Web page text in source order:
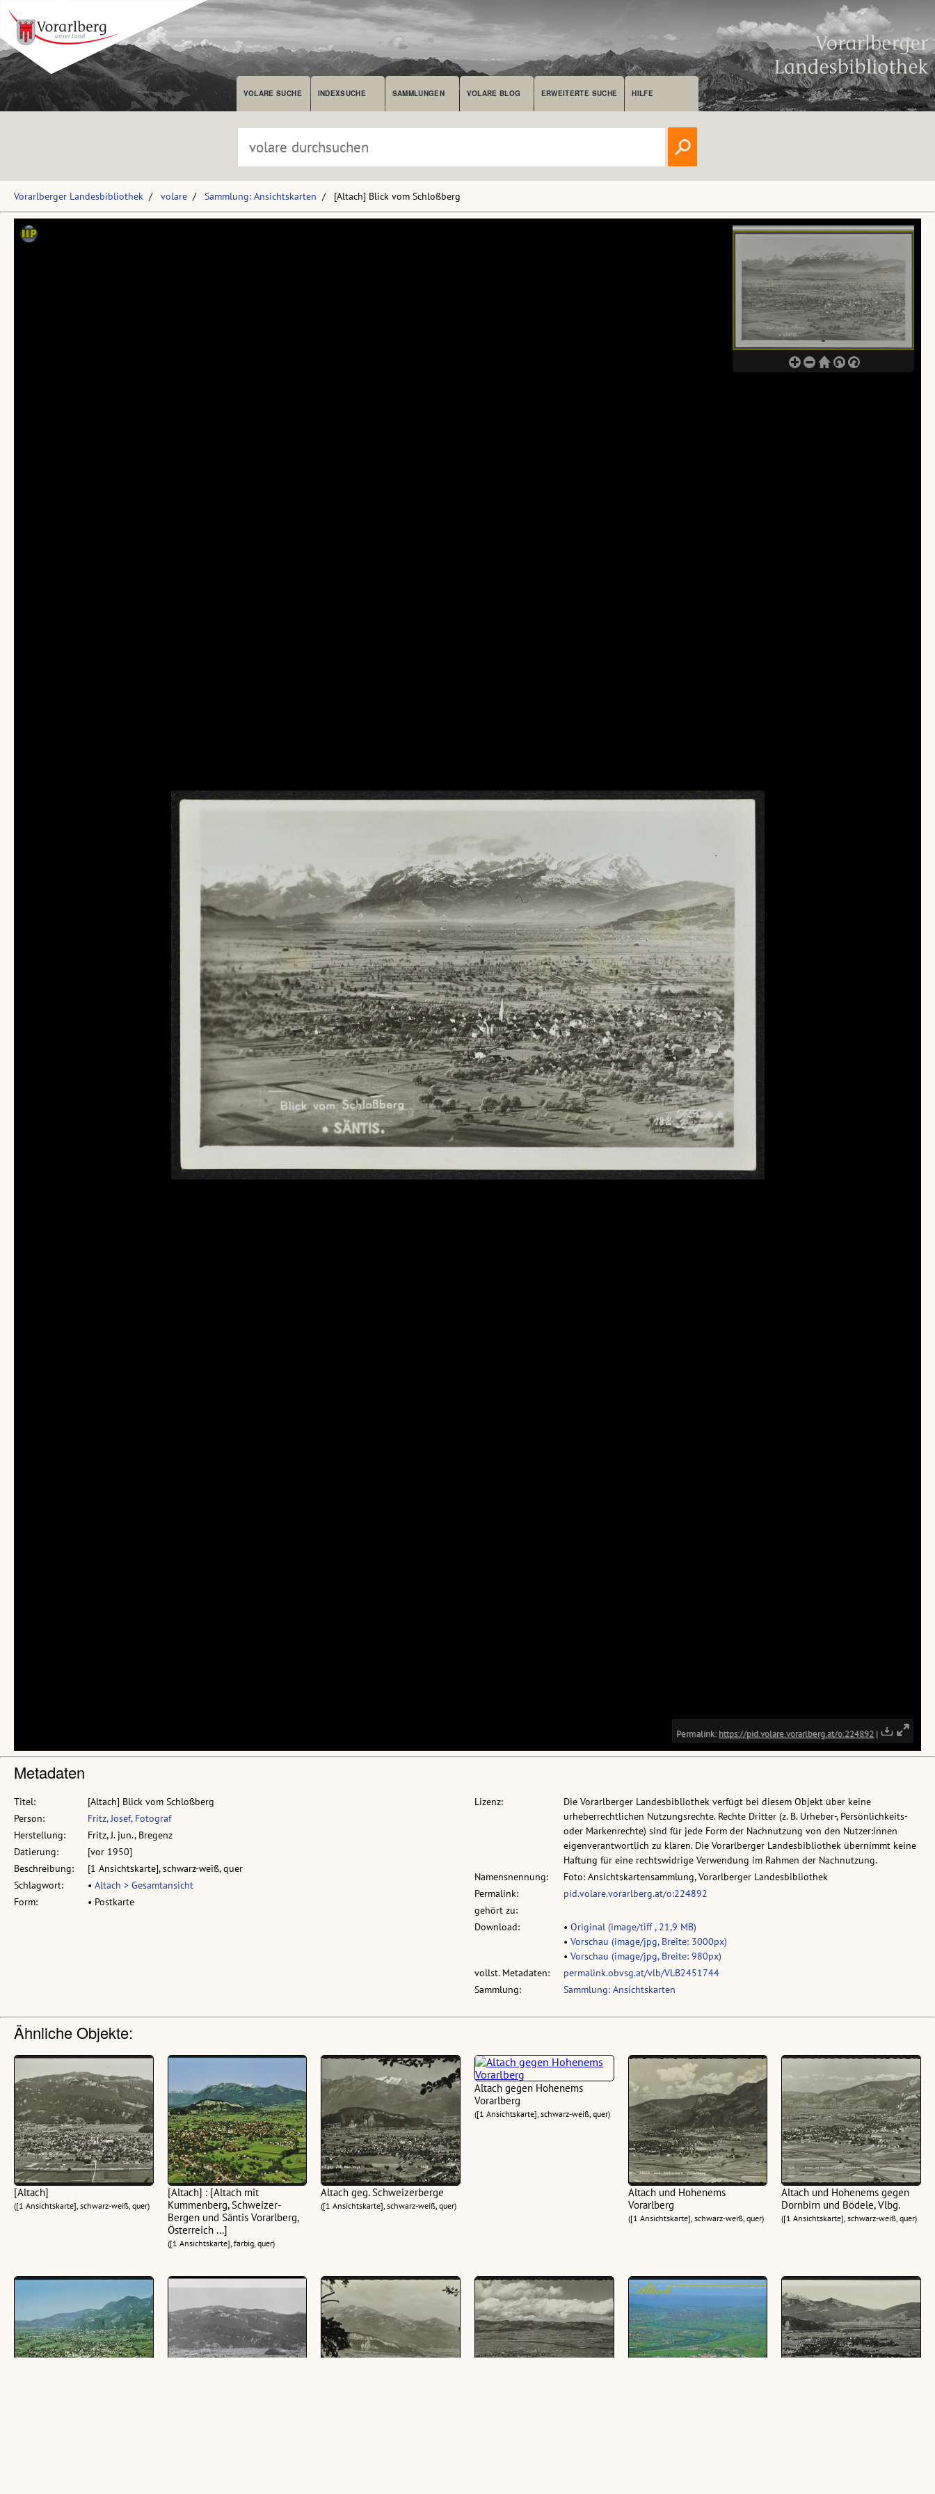
VOLARE SUCHE INDEXSUCHE SAMMLUNGEN VOLARE BLOG ERWEITERTE SUCHE HILFE
Vorarlberger Landesbibliothek volare Sammlung: Ansichtskarten [Altach] Blick vom Schloßberg
Metadaten
Titel:
[Altach] Blick vom Schloßberg
Person:
Fritz, Josef, Fotograf
Herstellung:
Fritz, J. jun., Bregenz
Datierung:
[vor 1950]
Beschreibung:
[1 Ansichtskarte], schwarz-weiß, quer
Schlagwort:
• Altach > Gesamtansicht
Form:
• Postkarte
Lizenz:
Die Vorarlberger Landesbibliothek verfügt bei diesem Objekt über keine
urheberrechtlichen Nutzungsrechte. Rechte Dritter (z. B. Urheber-, Persönlichkeits-
oder Markenrechte) sind für jede Form der Nachnutzung von den Nutzer:innen
eigenverantwortlich zu klären. Die Vorarlberger Landesbibliothek übernimmt keine
Haftung für eine rechtswidrige Verwendung im Rahmen der Nachnutzung.
Namensnennung:
Foto: Ansichtskartensammlung, Vorarlberger Landesbibliothek
Permalink:
pid.volare.vorarlberg.at/o:224892
gehört zu:
Download:
• Original (image/tiff , 21,9 MB)
• Vorschau (image/jpg, Breite: 3000px)
• Vorschau (image/jpg, Breite: 980px)
vollst. Metadaten:
permalink.obvsg.at/vlb/VLB2451744
Sammlung:
Sammlung: Ansichtskarten
Ähnliche Objekte:
[Altach]
([1 Ansichtskarte], schwarz-weiß, quer)
[Altach] : [Altach mit
Kummenberg, Schweizer-
Bergen und Säntis Vorarlberg,
Österreich ...]
([1 Ansichtskarte], farbig, quer)
Altach geg. Schweizerberge
([1 Ansichtskarte], schwarz-weiß, quer)
Altach gegen Hohenems
Vorarlberg
([1 Ansichtskarte], schwarz-weiß, quer)
Altach und Hohenems
Vorarlberg
([1 Ansichtskarte], schwarz-weiß, quer)
Altach und Hohenems gegen
Dornbirn und Bödele, Vlbg.
([1 Ansichtskarte], schwarz-weiß, quer)